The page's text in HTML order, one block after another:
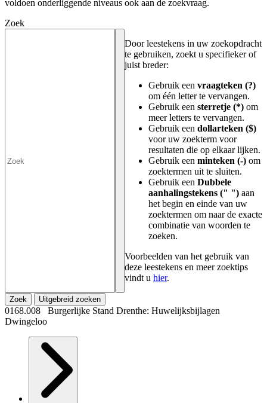
voldoen onderliggende niveaus ook aan de zoekvraag.
Zoek
Door leestekens in uw zoekopdracht
te gebruiken, zoekt u specifieker of
juist breder:
Gebruik een vraagteken (?)
om één letter te vervangen.
Gebruik een sterretje (*) om
meer letters te vervangen.
Gebruik een dollarteken ($)
voor uw zoekterm voor
resultaten die op elkaar lijken.
Gebruik een minteken (-) om
zoektermen uit te sluiten.
Gebruik een Dubbele
aanhalingstekens (" ") aan
het begin en einde van uw
zoektermen om naar de exacte
combinatie van woorden te
zoeken.
Voorbeelden van het gebruik van
deze leestekens en meer zoektips
vindt u hier.
Zoek Uitgebreid zoeken
0168.008 Burgerlijke Stand Drenthe: Huwelijksbijlagen
Dwingeloo